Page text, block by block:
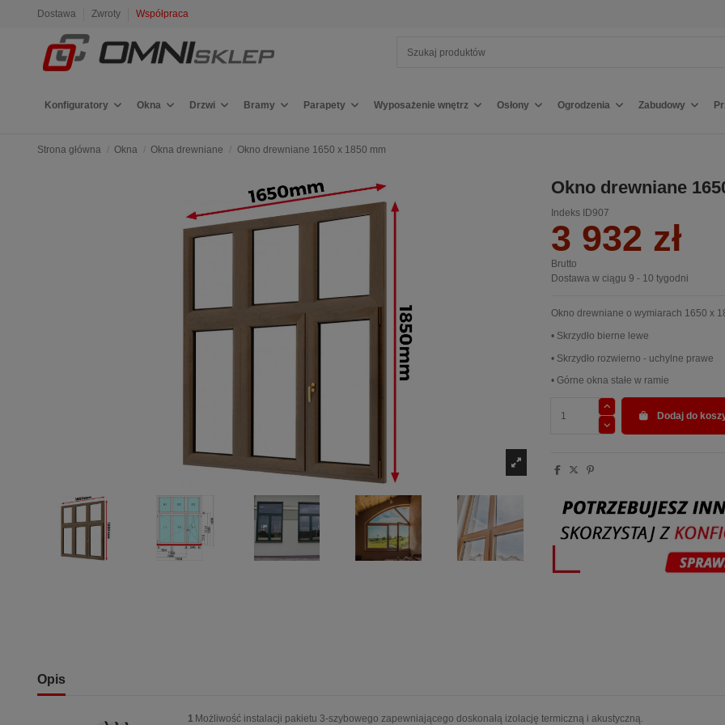
Dostawa Zwroty Współpraca
Konfiguratory Okna Drzwi Bramy Parapety Wyposażenie wnętrz Osłony Ogrodzenia Zabudowy
Strona główna Okna Okna drewniane Okno drewniane 1650 x 1850 mm
Okno drewniane
Indeks ID907
3 932 zł
Brutto
Dostawa w ciągu 9 - 10 tygodni
Okno drewniane o wymiarach 1650 x
• Skrzydło bierne lewe
• Skrzydło rozwierno - uchylne prawe
• Górne okna stałe w ramie
Dodaj do
Opis
1 Możliwość instalacji pakietu 3-szybowego zapewniającego doskonałą izolację termiczną i akustyczną.